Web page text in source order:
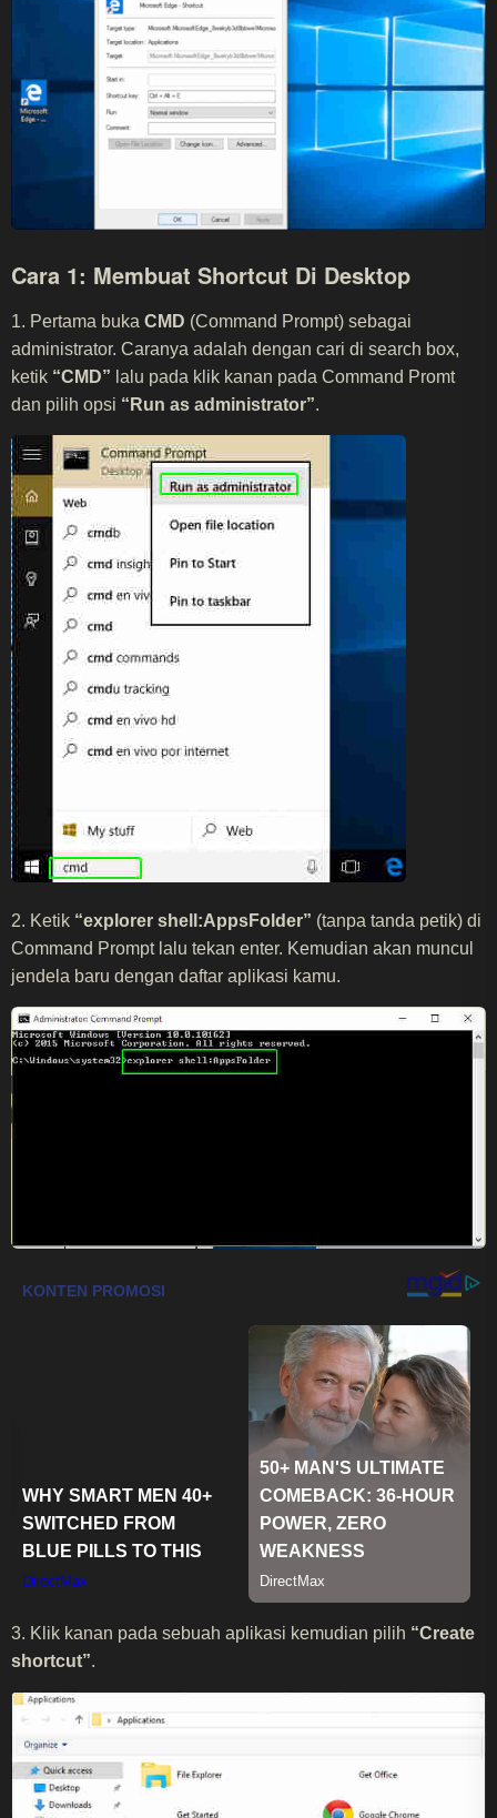
Cara 1: Membuat Shortcut Di Desktop
1. Pertama buka CMD (Command Prompt) sebagai
administrator. Caranya adalah dengan cari di search box,
ketik “CMD” lalu pada klik kanan pada Command Promt
dan pilih opsi “Run as administrator”.
2. Ketik “explorer shell:AppsFolder” (tanpa tanda petik) di
Command Prompt lalu tekan enter. Kemudian akan muncul
jendela baru dengan daftar aplikasi kamu.
3. Klik kanan pada sebuah aplikasi kemudian pilih “Create
shortcut”.